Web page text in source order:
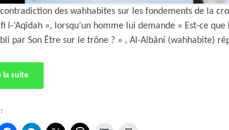
des wahhabites sur les fondements de la
l-‘Aqîdah », lorsqu’un homme lui demande « Est-ce
la suite